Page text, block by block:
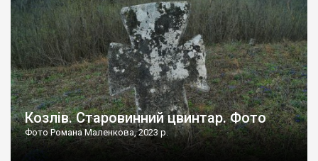
Козлів. Старовинний цвинтар. Фото
Фото Романа Маленкова, 2023 р.